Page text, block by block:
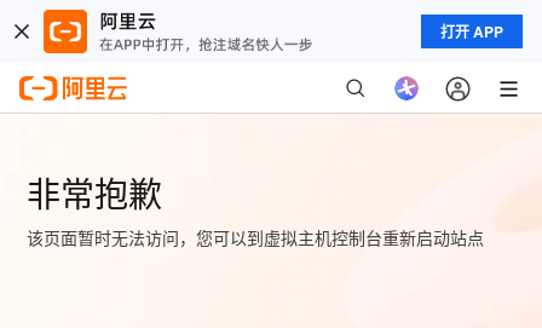
打开 APP
非常抱歉
该页面暂时无法访问，您可以到虚拟主机控制台重新启动站点